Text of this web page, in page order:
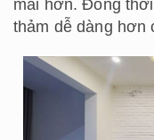
mái hơn. Đồng
thảm dễ dàng hơn